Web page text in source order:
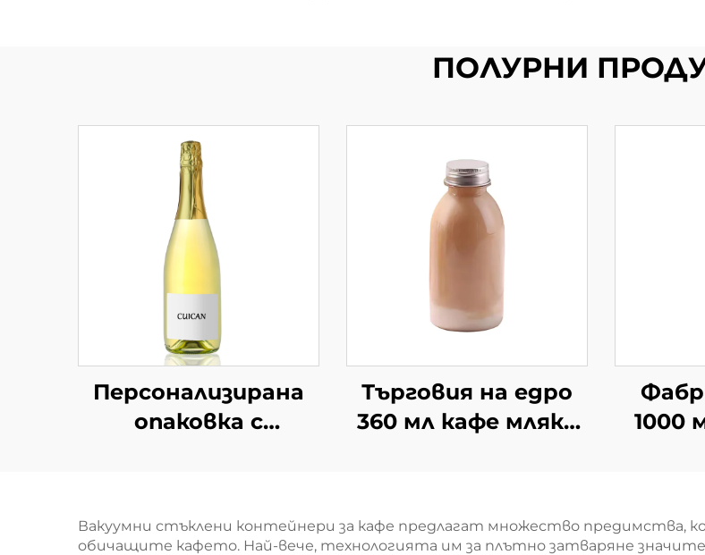
ПОЛУРНИ
Персонализирана
опаковка с
Търговия на едро
360 мл кафе мляко
1000
Вакуумни стъклени контейнери за кафе предлагат множество предимства,
обичащите кафето. Най-вече, технологията им за плътно затваряне